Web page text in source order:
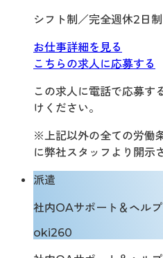
シフト制／完全週休2日制
お仕事詳細を見る
こちらの求人に応募する
この求人に電話で応募す
けください。
※上記以外の全ての労働
に弊社スタッフより開示
派遣
社内OAサポート＆ヘル
oki260